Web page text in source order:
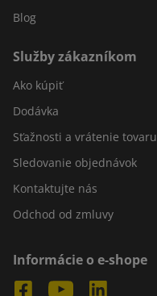
Blog
Služby zákazníkom
Ako kúpiť
Dodávka
Sťažnosti a vrátenie tovaru
Sledovanie objednávok
Kontaktujte nás
Odchod od zmluvy
Informácie o e-shope